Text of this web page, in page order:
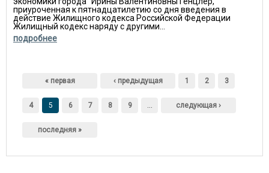
приуроченная к пятнадцатилетию со дня введения в
действие Жилищного кодекса Российской Федерации
Жилищный кодекс наряду с другими...
подробнее
Страницы
« первая ‹ предыдущая 1 2 3
4 5 6 7 8 9 … следующая ›
последняя »